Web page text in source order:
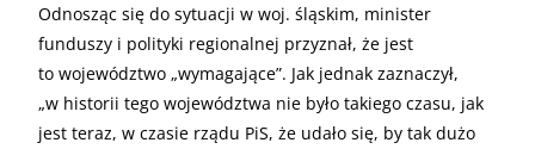
Odnosząc się do sytuacji w woj. śląskim, minister
funduszy i polityki regionalnej przyznał, że jest
to województwo „wymagające”. Jak jednak zaznaczył,
„w historii tego województwa nie było takiego czasu, jak
jest teraz, w czasie rządu PiS, że udało się, by tak dużo